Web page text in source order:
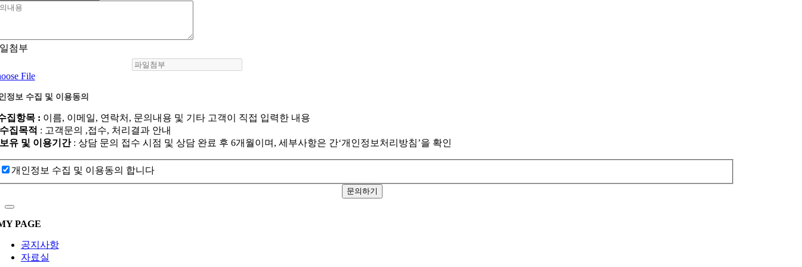
첨부
File
정보 수집 및 이용동의
집항목 : 이름, 이메일, 연락처, 문의내용 및 기타 고객이 직접 입력한 내용
집목적 : 고객문의 ,접수, 처리결과 안내
유 및 이용기간: 상담 문의 접수 시점 및 상담 완료 후 6개월이며, 세부사항은 간‘개인정보처리방침’을 확인
개인정보 수집 및 이용동의 합니다
문의하기
PAGE
공지사항
자료실